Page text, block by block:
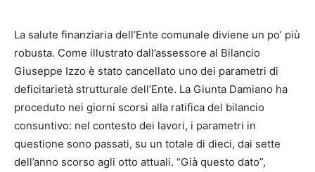
La salute finanziaria dell’Ente comunale diviene un po’ più
robusta. Come illustrato dall’assessore al Bilancio
Giuseppe Izzo è stato cancellato uno dei parametri di
deficitarietà strutturale dell’Ente. La Giunta Damiano ha
proceduto nei giorni scorsi alla ratifica del bilancio
consuntivo: nel contesto dei lavori, i parametri in
questione sono passati, su un totale di dieci, dai sette
dell’anno scorso agli otto attuali. “Già questo dato”,